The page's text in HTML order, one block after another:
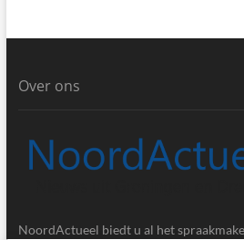
Over ons
NoordActueel biedt u al het